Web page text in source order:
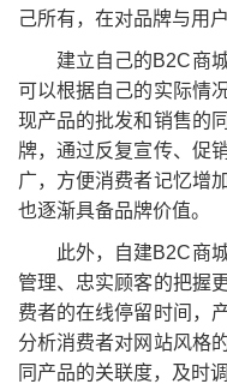
己所有，在对品牌与用
建立自己的B2C商
可以根据自己的实际情
现产品的批发和销售的
牌，通过反复宣传、促
广，方便消费者记忆增
也逐渐具备品牌价值。
此外，自建B2C商
管理、忠实顾客的把握
费者的在线停留时间，
分析消费者对网站风格
同产品的关联度，及时